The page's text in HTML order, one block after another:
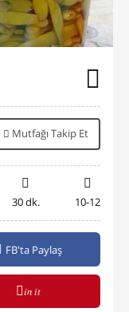
Mutfağı Takip Et
30 dk. 10-12
FB'ta Paylaş
in it